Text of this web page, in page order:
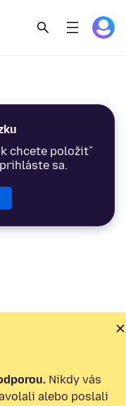
chcete položiť
sa.
Nikdy vás
alebo poslali